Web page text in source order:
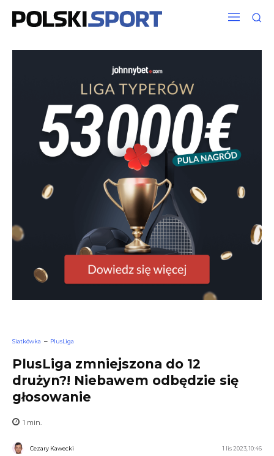
Siatkówka PlusLiga
PlusLiga zmniejszona do 12
drużyn?! Niebawem odbędzie się
głosowanie
1 min.
Cezary Kawecki 1 lis 2023, 10:46